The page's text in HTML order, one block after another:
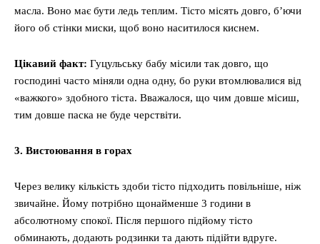
масла. Воно має бути ледь теплим. Тісто місять довго, б’ючи
його об стінки миски, щоб воно наситилося киснем.
Цікавий факт: Гуцульську бабу місили так довго, що
господині часто міняли одна одну, бо руки втомлювалися від
«важкого» здобного тіста. Вважалося, що чим довше місиш,
тим довше паска не буде черствіти.
3. Вистоювання в горах
Через велику кількість здоби тісто підходить повільніше, ніж
звичайне. Йому потрібно щонайменше 3 години в
абсолютному спокої. Після першого підйому тісто
обминають, додають родзинки та дають підійти вдруге.